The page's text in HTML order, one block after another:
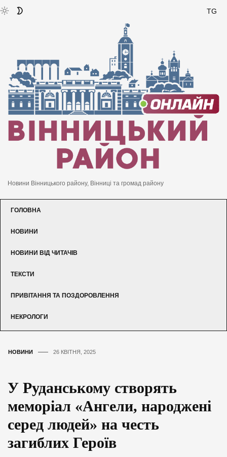
TG
Новини Вінницького району, Вінниці та громад району
ГОЛОВНА
НОВИНИ
НОВИНИ ВІД ЧИТАЧІВ
ТЕКСТИ
ПРИВІТАННЯ ТА ПОЗДОРОВЛЕННЯ
НЕКРОЛОГИ
НОВИНИ 26 КВІТНЯ, 2025
У Руданському створять
меморіал «Ангели, народжені
серед людей» на честь
загиблих Героїв